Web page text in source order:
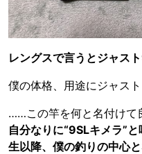
レングスで言うとジャスト
僕の体格、用途にジャスト
……この竿を何と名付けて
自分なりに“9SLキメラ”
生以降、僕の釣りの中心